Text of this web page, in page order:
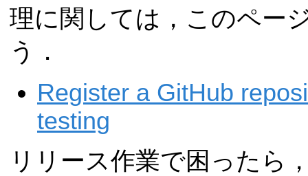
理に関しては，このペー
う．
Register a GitHub
testing
リリース作業で困ったら